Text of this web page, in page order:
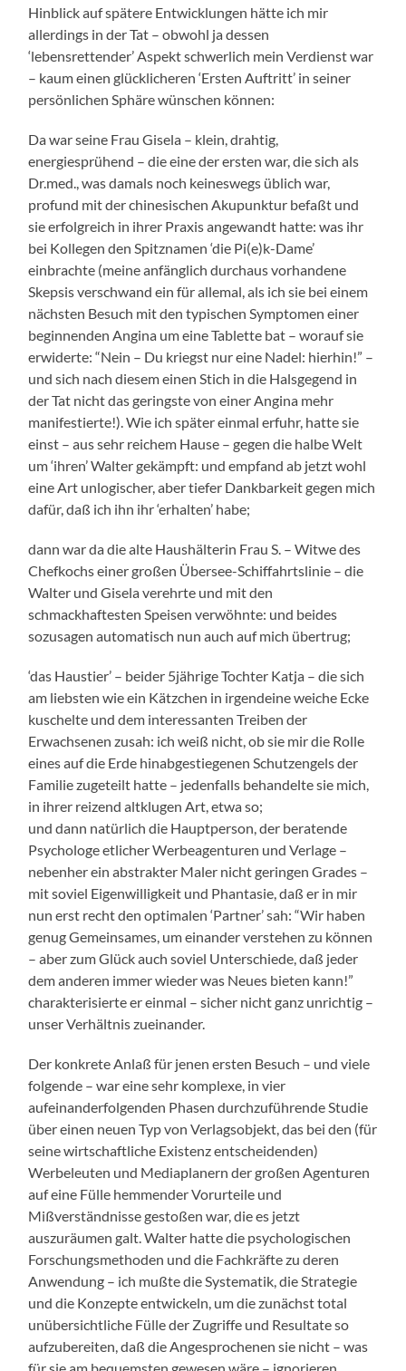
Hinblick auf spätere Entwicklungen hätte ich mir
allerdings in der Tat – obwohl ja dessen
‘lebensrettender’ Aspekt schwerlich mein Verdienst war
– kaum einen glücklicheren ‘Ersten Auftritt’ in seiner
persönlichen Sphäre wünschen können:
Da war seine Frau Gisela – klein, drahtig,
energiesprühend – die eine der ersten war, die sich als
Dr.med., was damals noch keineswegs üblich war,
profund mit der chinesischen Akupunktur befaßt und
sie erfolgreich in ihrer Praxis angewandt hatte: was ihr
bei Kollegen den Spitznamen ‘die Pi(e)k-Dame’
einbrachte (meine anfänglich durchaus vorhandene
Skepsis verschwand ein für allemal, als ich sie bei einem
nächsten Besuch mit den typischen Symptomen einer
beginnenden Angina um eine Tablette bat – worauf sie
erwiderte: “Nein – Du kriegst nur eine Nadel: hierhin!” –
und sich nach diesem einen Stich in die Halsgegend in
der Tat nicht das geringste von einer Angina mehr
manifestierte!). Wie ich später einmal erfuhr, hatte sie
einst – aus sehr reichem Hause – gegen die halbe Welt
um ‘ihren’ Walter gekämpft: und empfand ab jetzt wohl
eine Art unlogischer, aber tiefer Dankbarkeit gegen mich
dafür, daß ich ihn ihr ‘erhalten’ habe;
dann war da die alte Haushälterin Frau S. – Witwe des
Chefkochs einer großen Übersee-Schiffahrtslinie – die
Walter und Gisela verehrte und mit den
schmackhaftesten Speisen verwöhnte: und beides
sozusagen automatisch nun auch auf mich übertrug;
‘das Haustier’ – beider 5jährige Tochter Katja – die sich
am liebsten wie ein Kätzchen in irgendeine weiche Ecke
kuschelte und dem interessanten Treiben der
Erwachsenen zusah: ich weiß nicht, ob sie mir die Rolle
eines auf die Erde hinabgestiegenen Schutzengels der
Familie zugeteilt hatte – jedenfalls behandelte sie mich,
in ihrer reizend altklugen Art, etwa so;
und dann natürlich die Hauptperson, der beratende
Psychologe etlicher Werbeagenturen und Verlage –
nebenher ein abstrakter Maler nicht geringen Grades –
mit soviel Eigenwilligkeit und Phantasie, daß er in mir
nun erst recht den optimalen ‘Partner’ sah: “Wir haben
genug Gemeinsames, um einander verstehen zu können
– aber zum Glück auch soviel Unterschiede, daß jeder
dem anderen immer wieder was Neues bieten kann!”
charakterisierte er einmal – sicher nicht ganz unrichtig –
unser Verhältnis zueinander.
Der konkrete Anlaß für jenen ersten Besuch – und viele
folgende – war eine sehr komplexe, in vier
aufeinanderfolgenden Phasen durchzuführende Studie
über einen neuen Typ von Verlagsobjekt, das bei den (für
seine wirtschaftliche Existenz entscheidenden)
Werbeleuten und Mediaplanern der großen Agenturen
auf eine Fülle hemmender Vorurteile und
Mißverständnisse gestoßen war, die es jetzt
auszuräumen galt. Walter hatte die psychologischen
Forschungsmethoden und die Fachkräfte zu deren
Anwendung – ich mußte die Systematik, die Strategie
und die Konzepte entwickeln, um die zunächst total
unübersichtliche Fülle der Zugriffe und Resultate so
aufzubereiten, daß die Angesprochenen sie nicht – was